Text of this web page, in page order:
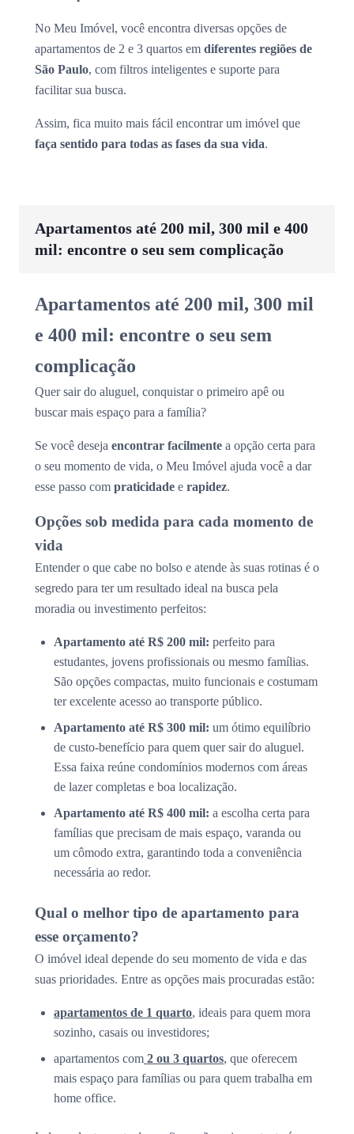
No Meu Imóvel, você encontra diversas opções de
apartamentos de 2 e 3 quartos em diferentes regiões de
São Paulo, com filtros inteligentes e suporte para
facilitar sua busca.
Assim, fica muito mais fácil encontrar um imóvel que
faça sentido para todas as fases da sua vida.
Apartamentos até 200 mil, 300 mil e 400
mil: encontre o seu sem complicação
Apartamentos até 200 mil, 300 mil
e 400 mil: encontre o seu sem
complicação
Quer sair do aluguel, conquistar o primeiro apê ou
buscar mais espaço para a família?
Se você deseja encontrar facilmente a opção certa para
o seu momento de vida, o Meu Imóvel ajuda você a dar
esse passo com praticidade e rapidez.
Opções sob medida para cada momento de
vida
Entender o que cabe no bolso e atende às suas rotinas é o
segredo para ter um resultado ideal na busca pela
moradia ou investimento perfeitos:
Apartamento até R$ 200 mil: perfeito para
estudantes, jovens profissionais ou mesmo famílias.
São opções compactas, muito funcionais e costumam
ter excelente acesso ao transporte público.
Apartamento até R$ 300 mil: um ótimo equilíbrio
de custo-benefício para quem quer sair do aluguel.
Essa faixa reúne condomínios modernos com áreas
de lazer completas e boa localização.
Apartamento até R$ 400 mil: a escolha certa para
famílias que precisam de mais espaço, varanda ou
um cômodo extra, garantindo toda a conveniência
necessária ao redor.
Qual o melhor tipo de apartamento para
esse orçamento?
O imóvel ideal depende do seu momento de vida e das
suas prioridades. Entre as opções mais procuradas estão:
apartamentos de 1 quarto, ideais para quem mora
sozinho, casais ou investidores;
apartamentos com 2 ou 3 quartos, que oferecem
mais espaço para famílias ou para quem trabalha em
home office.